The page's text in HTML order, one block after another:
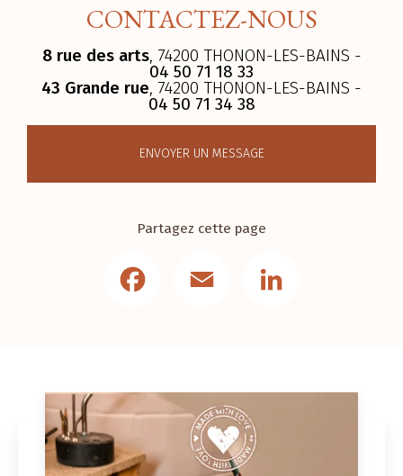
CONTACTEZ-NOUS
8 rue des arts, 74200 THONON-LES-BAINS -
04 50 71 18 33
43 Grande rue, 74200 THONON-LES-BAINS -
04 50 71 34 38
ENVOYER UN MESSAGE
Partagez cette page